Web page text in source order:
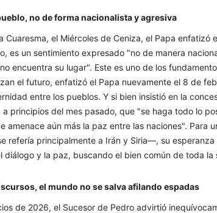
no de forma nacionalista y agresiva
Cuaresma, el Miércoles de Ceniza, el Papa
es un sentimiento expresado "no de manera
encuentra su lugar". Este es uno de los
el futuro, enfatizó el Papa nuevamente el 8 de
entre los pueblos. Y si bien insistió en la
a principios del mes pasado, que "se haga todo lo
amenace aún más la paz entre las naciones". Para
refería principalmente a Irán y Siria—, su
diálogo y la paz, buscando el bien común de toda la
el mundo no se salva afilando espadas
de 2026, el Sucesor de Pedro advirtió